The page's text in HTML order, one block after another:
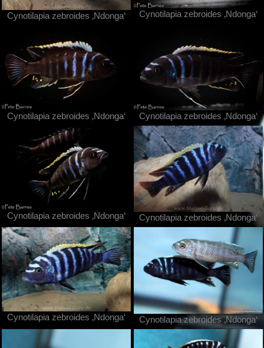
Cynotilapia zebroides ‚Ndonga‘ Cynotilapia zebroides ‚Ndonga‘
Cynotilapia zebroides ‚Ndonga‘ Cynotilapia zebroides ‚Ndonga‘
Cynotilapia zebroides ‚Ndonga‘ Cynotilapia zebroides ‚Ndonga‘
Cynotilapia zebroides ‚Ndonga‘ Cynotilapia zebroides ‚Ndonga‘